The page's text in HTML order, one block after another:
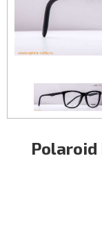
Polaroid